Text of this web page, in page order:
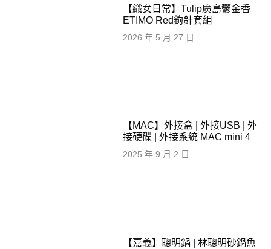
【織女日常】Tulip廣島鬱金香
ETIMO Red鉤針套組
2026 年 5 月 27 日
【MAC】外接盒 | 外接USB | 外
接硬碟 | 外接系統 MAC mini 4
2025 年 9 月 2 日
【嘉義】聰明鍋 | 林聰明砂鍋魚